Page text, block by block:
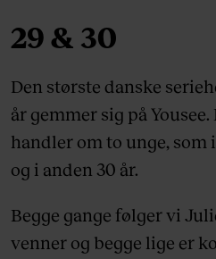
29 & 30
Den største danske
år gemmer sig på
handler om to unge, som
og i anden 30 år.
Begge gange følger vi
venner og begge lige er